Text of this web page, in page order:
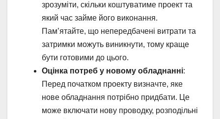
зрозуміти, скільки коштуватиме проект та
який час займе його виконання.
Пам’ятайте, що непередбачені витрати та
затримки можуть виникнути, тому краще
бути готовими до цього.
Оцінка потреб у новому обладнанні:
Перед початком проекту визначте, яке
нове обладнання потрібно придбати. Це
може включати нову проводку, розподільні